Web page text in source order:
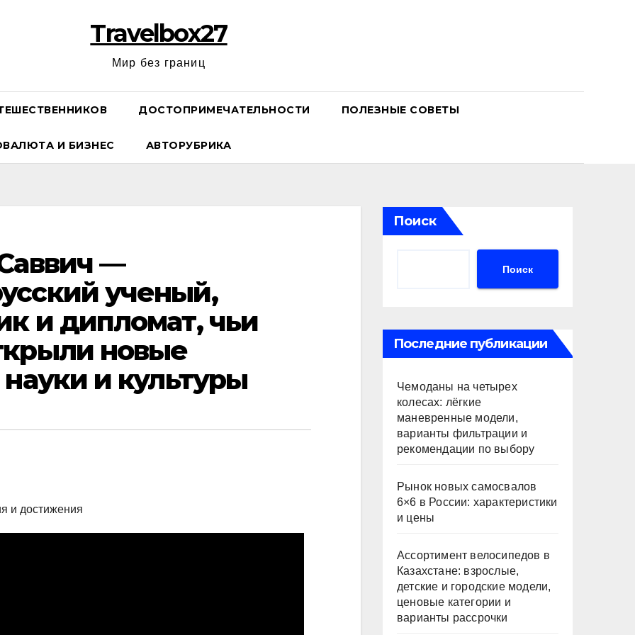
Travelbox27
Мир без границ
ДОСТОПРИМЕЧАТЕЛЬНОСТИ ПОЛЕЗНЫЕ СОВЕТЫ
И БИЗНЕС АВТОРУБРИКА
—
ученый,
и дипломат, чьи
новые
и культуры
Поиск
Поиск
Последние публикации
Чемоданы на четырех
колесах: лёгкие
маневренные модели,
варианты фильтрации и
рекомендации по выбору
Рынок новых самосвалов
6×6 в России: характеристики
и цены
Ассортимент велосипедов в
Казахстане: взрослые,
детские и городские модели,
ценовые категории и
варианты рассрочки